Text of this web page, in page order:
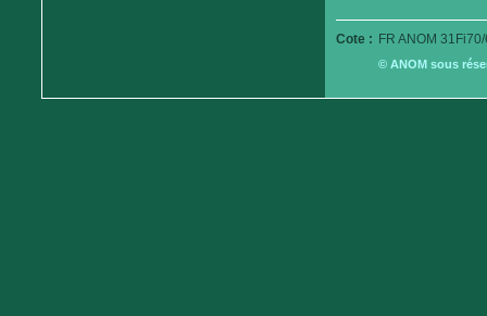
Cote : FR ANOM
© ANOM sous